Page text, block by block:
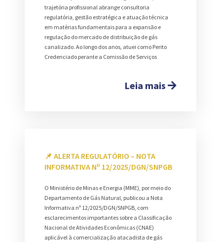
trajetória profissional abrange consultoria
regulatória, gestão estratégica e atuação técnica
em matérias fundamentais para a expansão e
regulação do mercado de distribuição de gás
canalizado. Ao longo dos anos, atuei como Perito
Credenciado perante a Comissão de Serviços
Leia mais
📌 ALERTA REGULATÓRIO – NOTA
INFORMATIVA Nº 12/2025/DGN/SNPGB
O Ministério de Minas e Energia (MME), por meio do
Departamento de Gás Natural, publicou a Nota
Informativa nº 12/2025/DGN/SNPGB, com
esclarecimentos importantes sobre a Classificação
Nacional de Atividades Econômicas (CNAE)
aplicável à comercialização atacadista de gás